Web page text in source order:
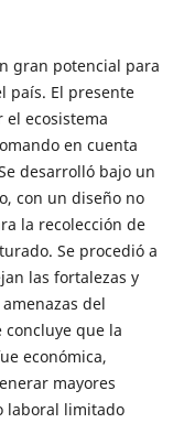
gran potencial para
país. El presente
ecosistema
en cuenta
desarrolló bajo un
con un diseño no
la recolección de
Se procedió a
las fortalezas y
del
que la
económica,
mayores
laboral limitado